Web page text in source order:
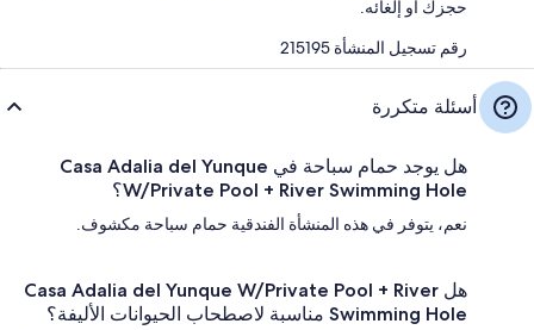
حجزك أو إلغائه.
رقم تسجيل المنشأة ⁦215195⁩
أسئلة متكررة
هل يوجد حمام سباحة في Casa Adalia del Yunque
W/Private Pool + River Swimming Hole؟
نعم، يتوفر في هذه المنشأة الفندقية حمام سباحة مكشوف.
هل Casa Adalia del Yunque W/Private Pool + River
Swimming Hole مناسبة لاصطحاب الحيوانات الأليفة؟